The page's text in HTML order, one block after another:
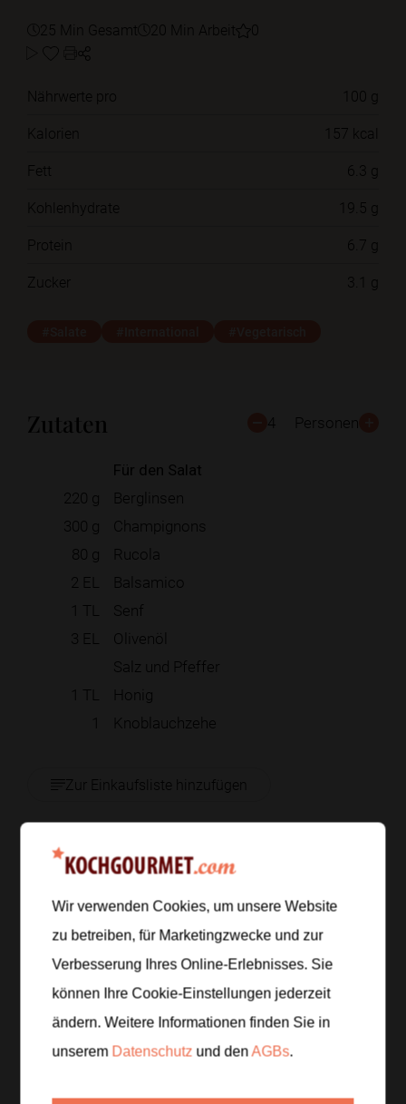
25 Min Gesamt 20 Min Arbeit 0
Nährwerte pro
100 g
Kalorien
157 kcal
Fett
6.3 g
Kohlenhydrate
19.5 g
Protein
6.7 g
Zucker
3.1 g
Zutaten 4 Personen
Für den Salat
220 g
Berglinsen
300 g
Champignons
80 g
Rucola
2 EL
Balsamico
1 TL
Senf
3 EL
Olivenöl
Salz und Pfeffer
1 TL
Honig
1
Knoblauchzehe
Zur Einkaufsliste hinzufügen
Zubereitung
Schritt 1/ 5
Linsen in einem Sieb abspülen und nach
Packungsangabe garen, bis sie weich sind, aber
noch Biss haben. Inzwischen Champignons putzen,
vierteln und Rucola waschen sowie trocken
schleudern.
Schritt 2/5
Wir verwenden Cookies, um unsere Website
zu betreiben, für Marketingzwecke und zur
Verbesserung Ihres Online-Erlebnisses. Sie
können Ihre Cookie-Einstellungen jederzeit
ändern. Weitere Informationen finden Sie in
unserem Datenschutz und denAGBs.